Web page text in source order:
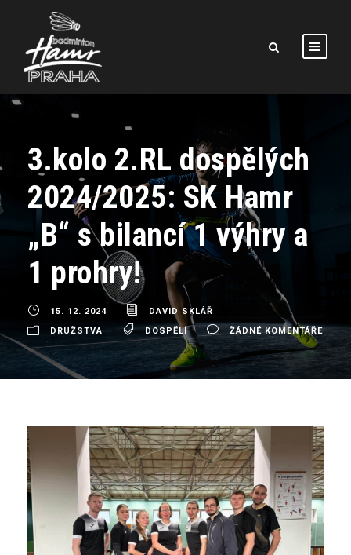
3.kolo 2.RL dospělých
2024/2025: SK Hamr
„B“ s bilancí 1 výhry a
1 prohry!
15. 12. 2024
DAVID SKLÁŘ
DRUŽSTVA
DOSPĚLÍ ŽÁDNÉ KOMENTÁŘE